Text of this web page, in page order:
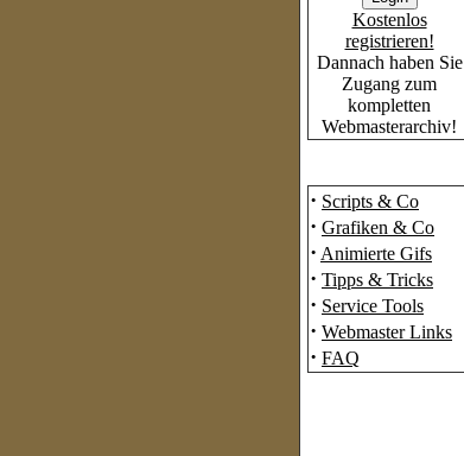
Kostenlos
registrieren!
Dannach haben Sie
Zugang zum
kompletten
Webmasterarchiv!
· Scripts & Co
· Grafiken & Co
· Animierte Gifs
· Tipps & Tricks
· Service Tools
· Webmaster Links
· FAQ